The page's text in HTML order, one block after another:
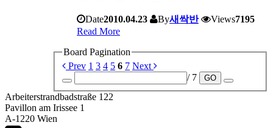
Date2010.04.23 By새싹반 Views7195
Read More
Board Pagination
Prev 1 3 4 5 6 7 Next
/ 7
GO
Arbeiterstrandbadstraße 122
Pavillon am Irissee 1
A-1220 Wien